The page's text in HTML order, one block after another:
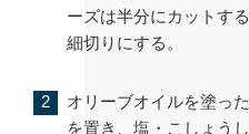
ーズは半分にカットす
細切りにする。
オリーブオイルを塗っ
を置き、塩・こしょう